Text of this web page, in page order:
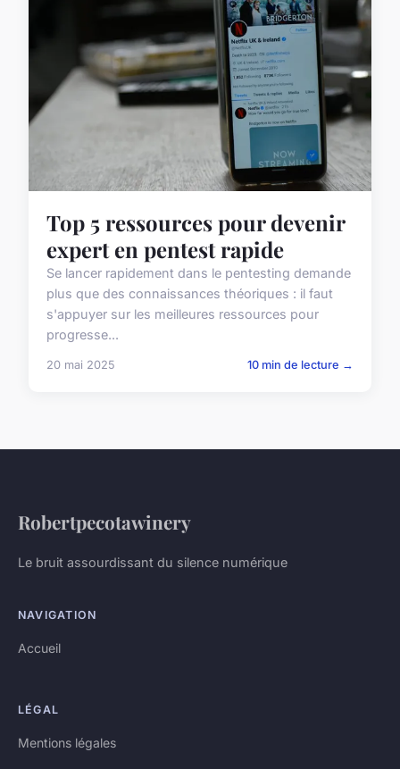
Top 5 ressources pour devenir
expert en pentest rapide
Se lancer rapidement dans le pentesting demande
plus que des connaissances théoriques : il faut
s'appuyer sur les meilleures ressources pour
progresse...
20 mai 2025 10 min de lecture →
Robertpecotawinery
Le bruit assourdissant du silence numérique
NAVIGATION
Accueil
LÉGAL
Mentions légales